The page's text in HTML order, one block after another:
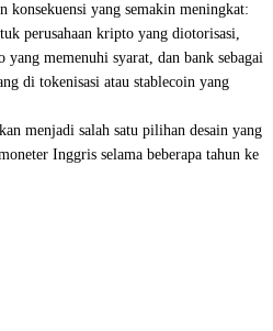
konsekuensi yang semakin meningkat:
perusahaan kripto yang diotorisasi,
yang memenuhi syarat, dan bank sebagai
di tokenisasi atau stablecoin yang
menjadi salah satu pilihan desain yang
Inggris selama beberapa tahun ke